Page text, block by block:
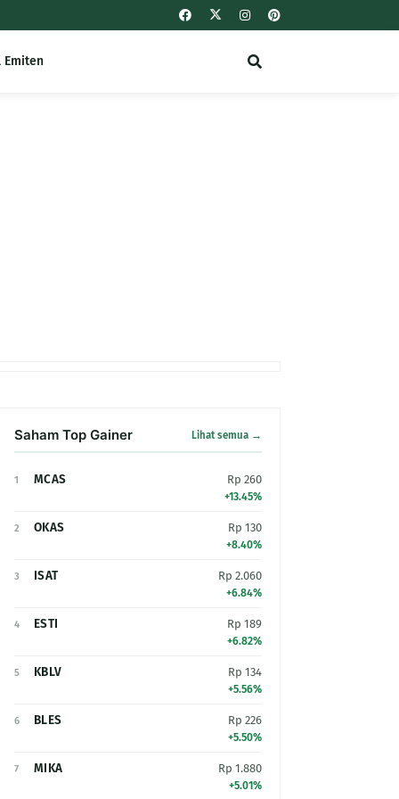
Emiten
Saham Top Gainer Lihat semua →
1 MCAS Rp 260
+13.45%
2 OKAS Rp 130
+8.40%
3 ISAT Rp 2.060
+6.84%
4 ESTI Rp 189
+6.82%
5 KBLV Rp 134
+5.56%
6 BLES Rp 226
+5.50%
7 MIKA Rp 1.880
+5.01%